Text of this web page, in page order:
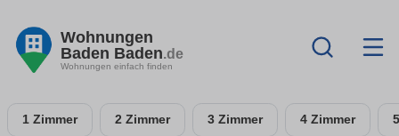
Wohnungen
Baden Baden.de
Wohnungen einfach finden
1 Zimmer 2 Zimmer 3 Zimmer 4 Zimmer